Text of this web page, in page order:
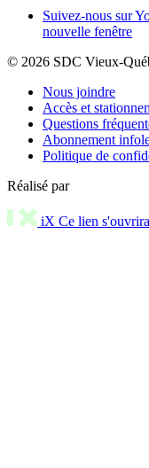
Suivez-nous sur
nouvelle fenêtre
© 2026 SDC Vieux-
Nous joindre
Accès et
Questions
Abonnement
Politique de
Réalisé par
iX Ce lien